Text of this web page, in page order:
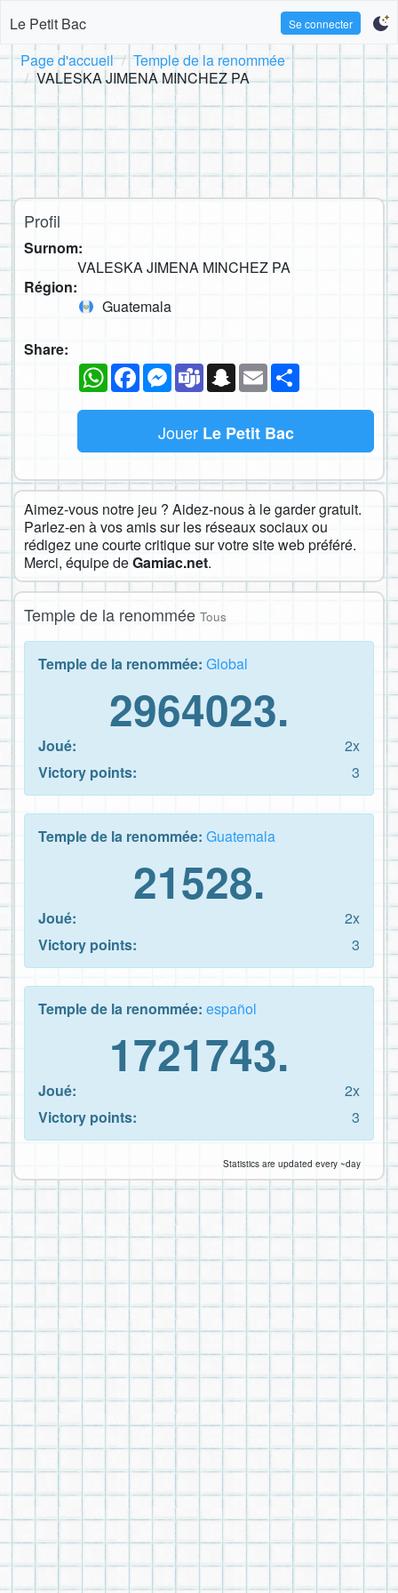
Le Petit Bac Se connecter
Page d'accueil
Temple de la renommée
VALESKA JIMENA MINCHEZ PA
Profil
Surnom:
VALESKA JIMENA MINCHEZ PA
Région:
Guatemala
Share:
WhatsAppFacebookMessenger
TeamsSnapchat
Email
Jouer Le Petit Bac
Aimez-vous notre jeu ? Aidez-nous à le garder gratuit.
Parlez-en à vos amis sur les réseaux sociaux ou
rédigez une courte critique sur votre site web préféré.
Merci, équipe deGamiac.net.
Temple de la renommée Tous
Temple de la renommée: Global
2964023.
Joué:
2x
Victory points:
3
Temple de la renommée: Guatemala
21528.
Joué:
2x
Victory points:
3
Temple de la renommée: español
1721743.
Joué:
2x
Victory points:
3
Statistics are updated every ~day